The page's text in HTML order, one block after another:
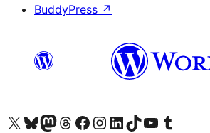
BuddyPress ↗
Besök vår X-konto (f.d. Twitter)
Besök vårt Bluesky-konto
Besök vårt Mastodon-konto
Besök vårt Thread-konto
Besök vår Facebook-sidaBesök vårt Instagram-konto
Besök vårt LinkedIn-konto
Besök vårt TikTok-konto
Besök vår YouTube-kanalBesök vårt Tumblr-konto